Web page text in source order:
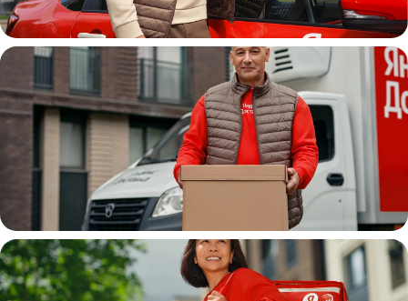
Автокурьер
Водитель
грузовой машины